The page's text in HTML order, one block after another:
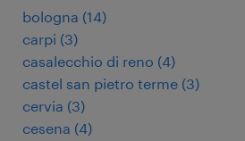
bologna (14)
carpi (3)
casalecchio di reno (4)
castel san pietro terme (3)
cervia (3)
cesena (4)